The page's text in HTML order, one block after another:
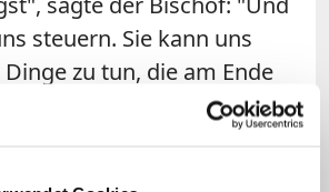
steuern. Sie kann uns
zu tun, die am Ende
Ihm mache es große
Teile unserer Gesellschaft